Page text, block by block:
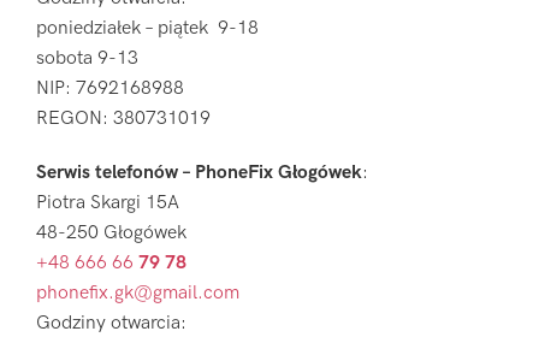
poniedziałek – piątek 9-18
sobota 9-13
NIP: 7692168988
REGON: 380731019
Serwis telefonów – PhoneFix Głogówek:
Piotra Skargi 15A
48-250 Głogówek
+48 666 66 79 78
phonefix.gk@gmail.com
Godziny otwarcia: